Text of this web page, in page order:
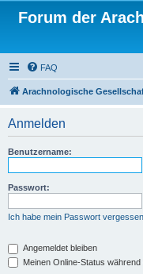
Forum der
FAQ
Arachnologische
Anmelden
Benutzername:
Passwort:
Ich habe mein Passwort vergessen
Angemeldet bleiben
Meinen Online-Status